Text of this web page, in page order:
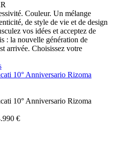
Couleur. Un mélange
de style de vie et de design
vos idées et acceptez de
: la nouvelle génération de
arrivée. Choisissez votre
10° Anniversario Rizoma
10° Anniversario Rizoma
€